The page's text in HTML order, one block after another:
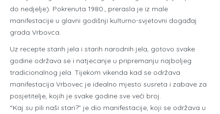
do nedjelje). Pokrenuta 1980., prerasla je iz male
manifestacije u glavni godišnji kulturno-svjetovni događaj
grada Vrbovca.
Uz recepte starih jela i starih narodnih jela, gotovo svake
godine održava se i natjecanje u pripremanju najboljeg
tradicionalnog jela. Tijekom vikenda kad se održava
manifestacija Vrbovec je idealno mjesto susreta i zabave za
posjetitelje, kojih je svake godine sve veći broj.
“Kaj su pili naši stari?” je dio manifestacije, koji se održava u